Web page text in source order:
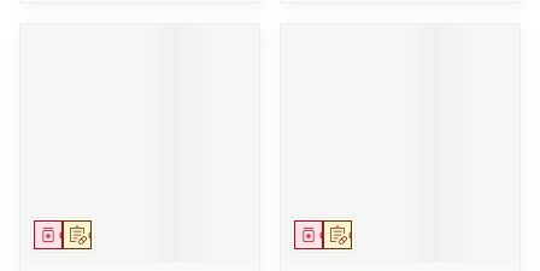
Op voorschrift
Geneesmiddel Op voorschrift
Geneesmiddel